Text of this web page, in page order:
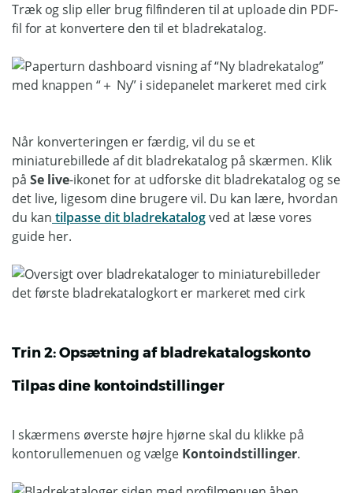
Træk og slip eller brug filfinderen til at uploade din PDF-
fil for at konvertere den til et bladrekatalog.
Når konverteringen er færdig, vil du se et
miniaturebillede af dit bladrekatalog på skærmen. Klik
på Se live-ikonet for at udforske dit bladrekatalog og se
det live, ligesom dine brugere vil. Du kan lære, hvordan
du kan tilpasse dit bladrekatalogved at læse vores
guide her.
Trin 2: Opsætning af bladrekatalogskonto
Tilpas dine kontoindstillinger
I skærmens øverste højre hjørne skal du klikke på
kontorullemenuen og vælge Kontoindstillinger.